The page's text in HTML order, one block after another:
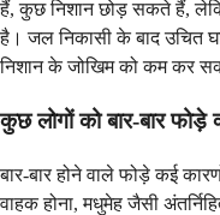
हैं, कुछ निशान छोड़ सकते हैं,
है। जल निकासी के बाद उचित
निशान के जोखिम को कम कर
कुछ लोगों को बार-बार फोड़े
बार-बार होने वाले फोड़े कई
वाहक होना, मधुमेह जैसी